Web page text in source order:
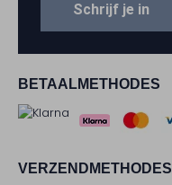
BETAALMETHODES
VERZENDMETHODES
Schrijf je in